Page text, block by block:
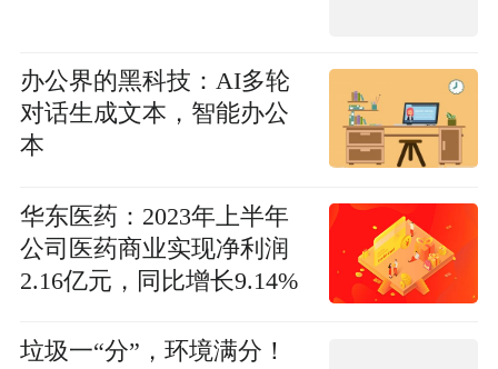
办公界的黑科技：AI多轮
对话生成文本，智能办公
本
华东医药：2023年上半年
公司医药商业实现净利润
2.16亿元，同比增长9.14%
垃圾一“分”，环境满分！